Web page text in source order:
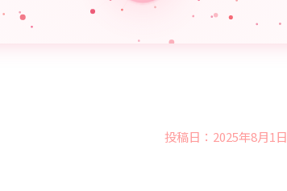
投稿日：2025年8月1日